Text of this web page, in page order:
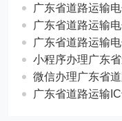
广东省道路运输
广东省道路运输
广东省道路运输
小程序办理广东
微信办理广东省
广东省道路运输